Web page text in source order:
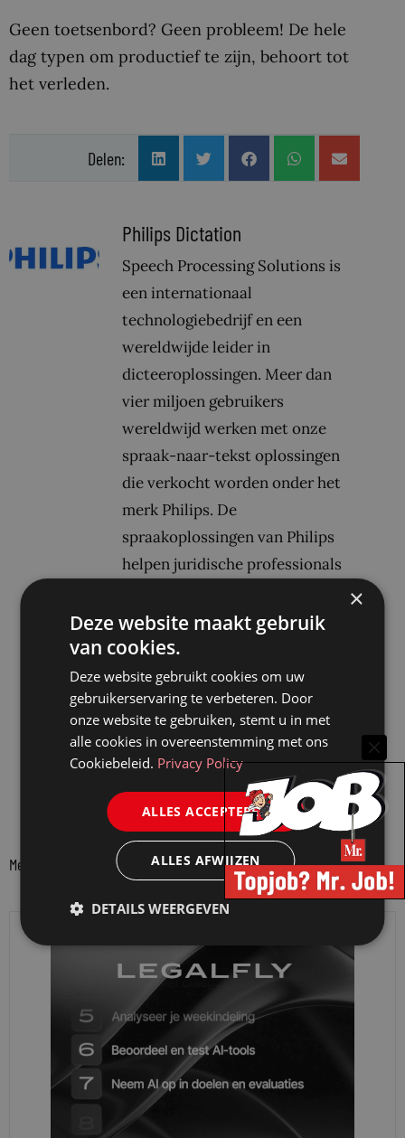
Geen toetsenbord? Geen probleem! De hele
dag typen om productief te zijn, behoort tot
het verleden.
Delen:
Philips Dictation
Speech Processing Solutions is
een internationaal
technologiebedrijf en een
wereldwijde leider in
dicteeroplossingen. Meer dan
vier miljoen gebruikers
wereldwijd werken met onze
spraak-naar-tekst oplossingen
die verkocht worden onder het
merk Philips. De
spraakoplossingen van Philips
helpen juridische professionals
hun werk te vereenvoudigen, tijd
te besparen en zich te focussen
op hun kerntaken.
Advocatenkantoren kunnen zo
efficiënter en winstgevender
worden en de dienstverlening
naar hun cliënten verbeteren.
Bekijk alle berichten
Meer berichten van partner
×
Deze website maakt gebruik
van cookies.
Deze website gebruikt cookies om uw
gebruikerservaring te verbeteren. Door
onze website te gebruiken, stemt u in met
alle cookies in overeenstemming met ons
Cookiebeleid. Privacy Policy
ALLES ACCEPTEREN
ALLES AFWIJZEN
DETAILS WEERGEVEN